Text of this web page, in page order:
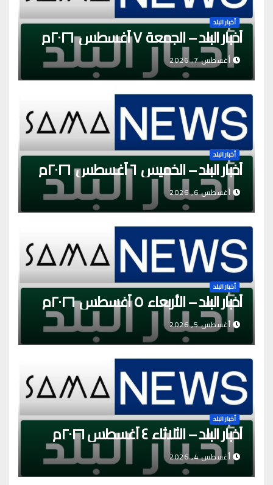
أخبار البلد
أخبار البلد – الجمعة ٧ أغسطس ٢٠٢٦م
أغسطس 7, 2026
أخبار البلد
أخبار البلد – الخميس ٦ أغسطس ٢٠٢٦م
أغسطس 6, 2026
أخبار البلد
أخبار البلد – الأربعاء ٥ أغسطس ٢٠٢٦م
أغسطس 5, 2026
أخبار البلد
أخبار البلد – الثلاثاء ٤ أغسطس ٢٠٢٦م
أغسطس 4, 2026